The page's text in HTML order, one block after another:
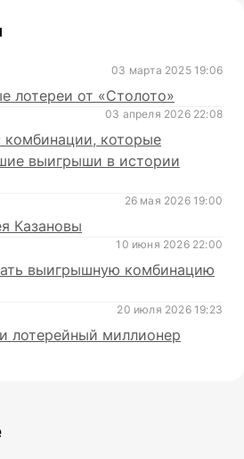
03 марта 2025 19:06
лотереи от «Столото»
03 апреля 2026 22:08
комбинации, которые
выигрыши в истории
26 мая 2026 19:00
Казановы
10 июня 2026 22:00
выигрышную комбинацию
20 июля 2026 19:23
лотерейный миллионер